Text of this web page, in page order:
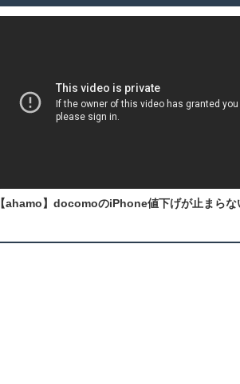
【ahamo】docomoのiPhone値下げが止まらな